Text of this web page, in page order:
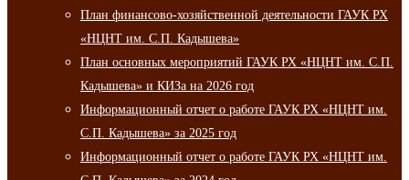
План финансово-хозяйственной деятельности ГАУК РХ
«НЦНТ им. С.П. Кадышева»
План основных мероприятий ГАУК РХ «НЦНТ им. С.П.
Кадышева» и КИЗа на 2026 год
Информационный отчет о работе ГАУК РХ «НЦНТ им.
С.П. Кадышева» за 2025 год
Информационный отчет о работе ГАУК РХ «НЦНТ им.